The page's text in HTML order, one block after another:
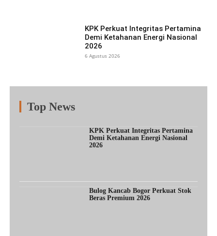
KPK Perkuat Integritas Pertamina
Demi Ketahanan Energi Nasional
2026
6 Agustus 2026
Top News
KPK Perkuat Integritas Pertamina
Demi Ketahanan Energi Nasional
2026
Bulog Kancab Bogor Perkuat Stok
Beras Premium 2026